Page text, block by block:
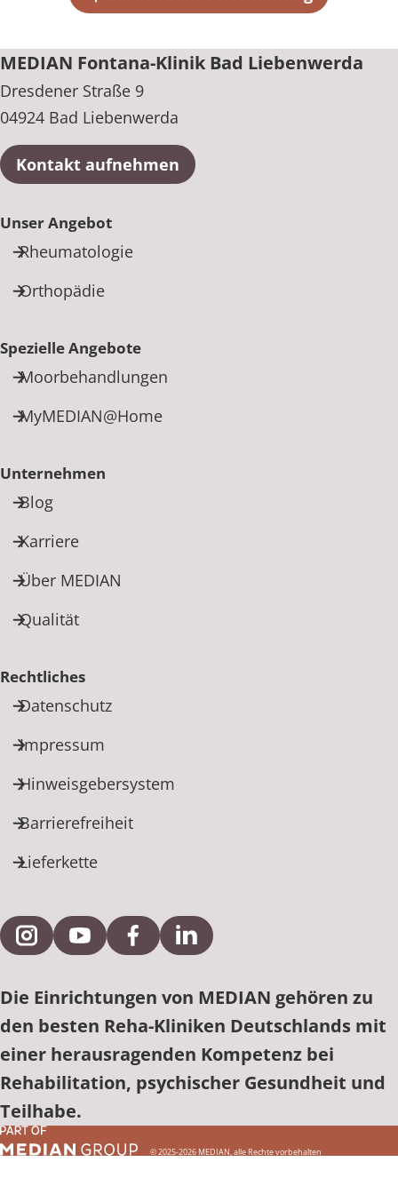
MEDIAN Fontana-Klinik Bad Liebenwerda
Dresdener Straße 9
04924 Bad Liebenwerda
Kontakt aufnehmen
Unser Angebot
Rheumatologie
Orthopädie
Spezielle Angebote
Moorbehandlungen
MyMEDIAN@Home
Unternehmen
Blog
Karriere
Über MEDIAN
Qualität
Rechtliches
Datenschutz
Impressum
Hinweisgebersystem
Barrierefreiheit
Lieferkette
Externe Verlinkung zu Instagram
Externe Verlinkung zu YouTube
Externe Verlinkung zu Facebook
Externe Verlinkung zu
Die Einrichtungen von MEDIAN gehören zu
den besten Reha-Kliniken Deutschlands mit
einer herausragenden Kompetenz bei
Rehabilitation, psychischer Gesundheit und
Teilhabe.
© 2025-2026 MEDIAN, alle Rechte vorbehalten